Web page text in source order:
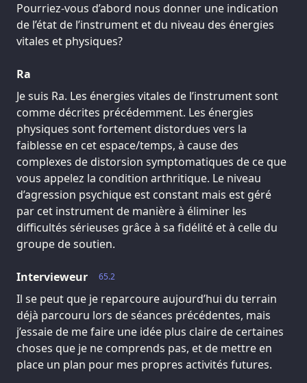
Pourriez-vous d’abord nous donner une indication
de l’état de l’instrument et du niveau des énergies
vitales et physiques?
Ra
Je suis Ra. Les énergies vitales de l’instrument sont
comme décrites précédemment. Les énergies
physiques sont fortement distordues vers la
faiblesse en cet espace/temps, à cause des
complexes de distorsion symptomatiques de ce que
vous appelez la condition arthritique. Le niveau
d’agression psychique est constant mais est géré
par cet instrument de manière à éliminer les
difficultés sérieuses grâce à sa fidélité et à celle du
groupe de soutien.
65.2
Intervieweur
Il se peut que je reparcoure aujourd’hui du terrain
déjà parcouru lors de séances précédentes, mais
j’essaie de me faire une idée plus claire de certaines
choses que je ne comprends pas, et de mettre en
place un plan pour mes propres activités futures.